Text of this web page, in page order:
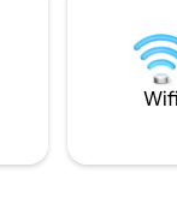
Wifi